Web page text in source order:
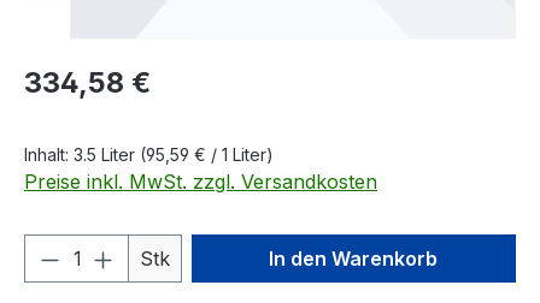
Regulärer Preis:
334,58 €
Inhalt: 3.5 Liter (95,59 € / 1 Liter)
Preise inkl. MwSt. zzgl. Versandkosten
Produkt Anzahl: Gib den
Stk In den Warenkorb